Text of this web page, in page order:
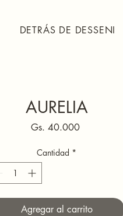
DETRÁS DE DESSENI
AURELIA
Gs. 40.000Precio
Cantidad *
Agregar al carrito